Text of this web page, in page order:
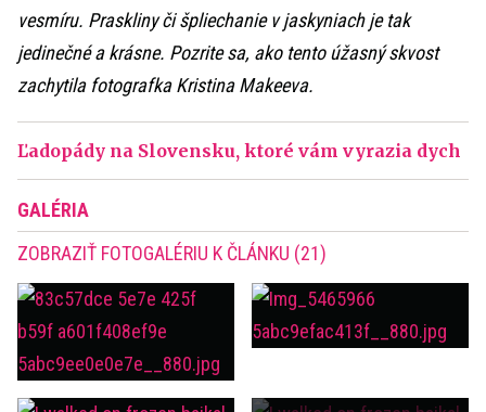
vesmíru. Praskliny či špliechanie v jaskyniach je tak
jedinečné a krásne. Pozrite sa, ako tento úžasný skvost
zachytila fotografka Kristina Makeeva.
Ľadopády na Slovensku, ktoré vám vyrazia dych
GALÉRIA
ZOBRAZIŤ FOTOGALÉRIU K ČLÁNKU (21)